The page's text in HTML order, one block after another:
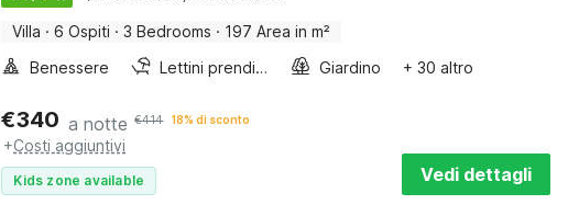
Villa · 6 Ospiti · 3 Bedrooms · 197 Area in m²
Benessere
Lettini prendisole Giardino + 30 altro
€340 a notte €414 18% di sconto
+Costi aggiuntivi
Kids zone available Vedi dettagli